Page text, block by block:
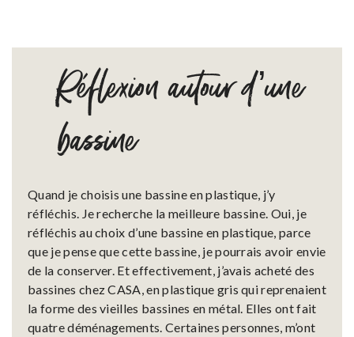
Réflexion autour d’une
bassine
Quand je choisis une bassine en plastique, j’y
réfléchis. Je recherche la meilleure bassine. Oui, je
réfléchis au choix d’une bassine en plastique, parce
que je pense que cette bassine, je pourrais avoir envie
de la conserver. Et effectivement, j’avais acheté des
bassines chez CASA, en plastique gris qui reprenaient
la forme des vieilles bassines en métal. Elles ont fait
quatre déménagements. Certaines personnes, m’ont